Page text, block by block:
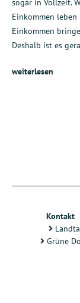
sogar in Vollzeit.
Einkommen
Einkommen
Deshalb ist es
weiterlesen
Kontakt
Grüne